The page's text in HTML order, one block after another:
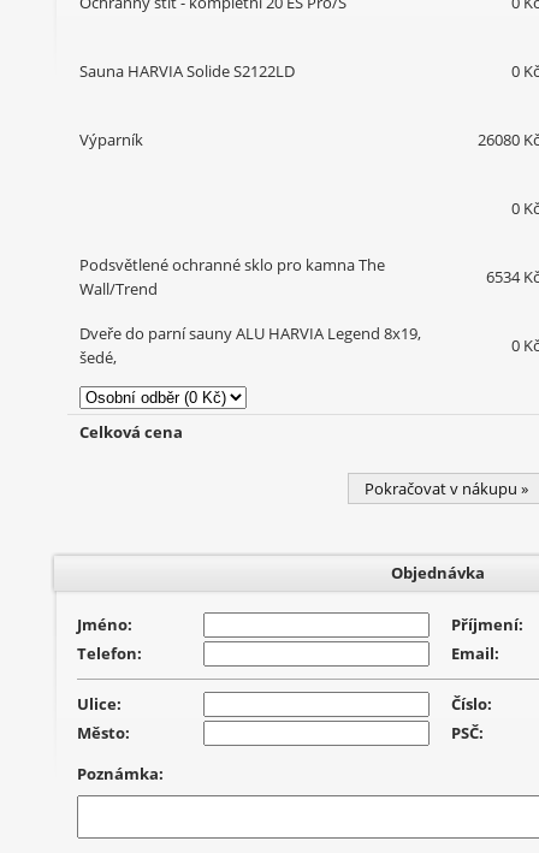
Sauna HARVIA Solide S2122LD 0 Kč
Výparník 26080 Kč
0 Kč
Podsvětlené ochranné sklo pro kamna The
Wall/Trend
6534 Kč
Dveře do parní sauny ALU HARVIA Legend 8x19,
šedé,
0 Kč
Celková cena
Pokračovat v nákupu »
Objednávka
Jméno:
Příjmení:
Telefon:
Email:
Ulice:
Číslo:
Město:
PSČ:
Poznámka: